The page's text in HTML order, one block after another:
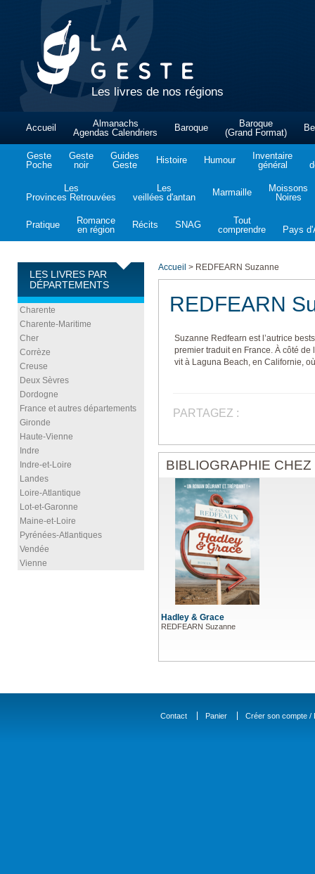
Les livres de nos régions
Accueil
Almanachs
Agendas Calendriers
Baroque
Baroque
(Grand Format)
Geste
Poche
Geste
noir
Guides
Geste
Histoire Humour
Inventaire
général
Les
Provinces Retrouvées
Les
veillées d'antan
Marmaille
Moissons
Noires
Pratique
Romance
en région
Récits SNAG
Tout
comprendre
Pays
LES LIVRES PAR
DÉPARTEMENTS
Charente
Charente-Maritime
Cher
Corrèze
Creuse
Deux Sèvres
Dordogne
France et autres départements
Gironde
Haute-Vienne
Indre
Indre-et-Loire
Landes
Loire-Atlantique
Lot-et-Garonne
Maine-et-Loire
Pyrénées-Atlantiques
Vendée
Vienne
Accueil > REDFEARN Suzanne
REDFEARN
Suzanne Redfearn est l’autrice
premier traduit en France. À côté de
vit à Laguna Beach, en Californie,
PARTAGEZ :
BIBLIOGRAPHIE
Hadley & Grace
REDFEARN Suzanne
Contact Panier Créer son compte /